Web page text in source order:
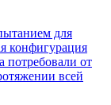
для
конфигурация
потребовали от
всей